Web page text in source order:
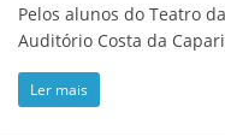
Pelos alunos do Teatro
Auditório Costa da
Ler mais